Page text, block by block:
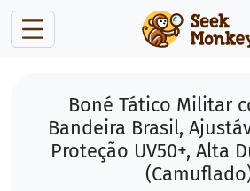
Boné Tático Militar
Bandeira Brasil,
Proteção UV50+, Alta